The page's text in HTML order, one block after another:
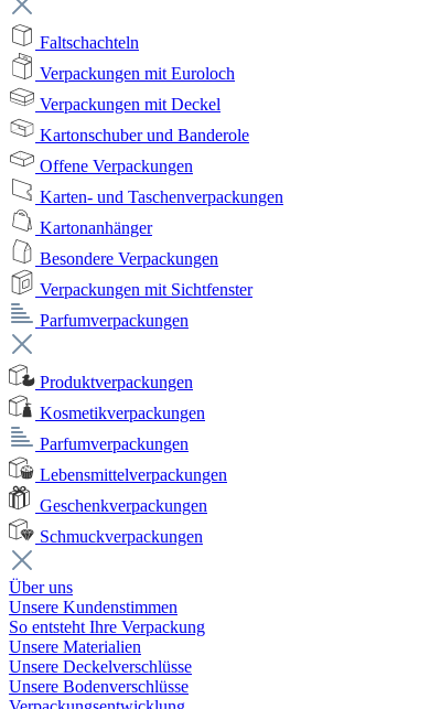
Faltschachteln
Verpackungen mit Euroloch
Verpackungen mit Deckel
Kartonschuber und Banderole
Offene Verpackungen
Karten- und Taschenverpackungen
Kartonanhänger
Besondere Verpackungen
Verpackungen mit Sichtfenster
Parfumverpackungen
Produktverpackungen
Kosmetikverpackungen
Parfumverpackungen
Lebensmittelverpackungen
Geschenkverpackungen
Schmuckverpackungen
Über uns
Unsere Kundenstimmen
So entsteht Ihre Verpackung
Unsere Materialien
Unsere Deckelverschlüsse
Unsere Bodenverschlüsse